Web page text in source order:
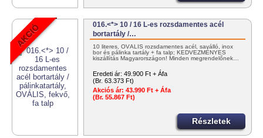
016.<*> 10 / 16 L-es rozsdamentes acél
bortartály /…
10 literes, OVÁLIS rozsdamentes acél, saválló, inox
bor és pálinka tartály + fa talp; KEDVEZMÉNYES
kiszállítás Magyarországon! Minden megrendelőnek…
Eredeti ár: 49.900 Ft + Áfa
(Br. 63.373 Ft)
Akciós ár: 43.990 Ft + Áfa
(Br. 55.867 Ft)
Részletek